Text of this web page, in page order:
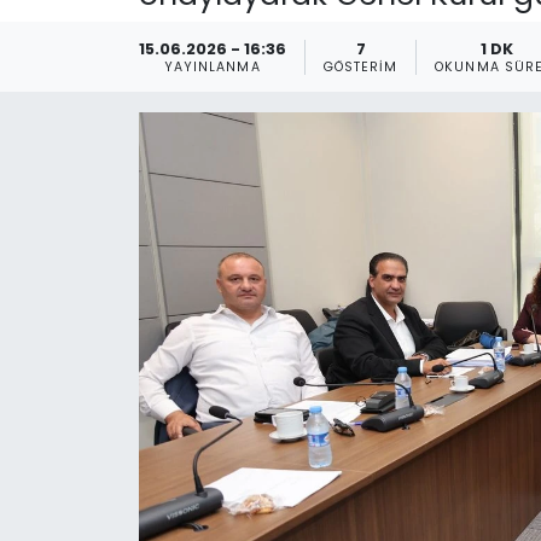
15.06.2026 - 16:36
YAYINLANMA
7
GÖSTERIM
1 DK
OKUNMA
Gündem
KKTC YEREL SEÇİM 2018
Kültür Sanat
Magazin
Nöbetçi Eczaneler
Otomobil Dünyası